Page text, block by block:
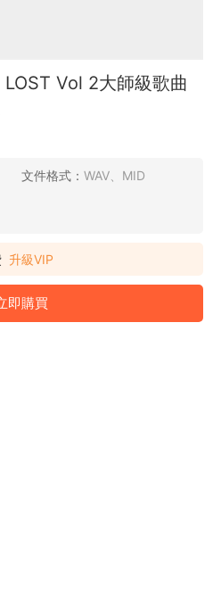
Vol 2大師級歌曲
文件格式： WAV、MID
升級VIP
即購買